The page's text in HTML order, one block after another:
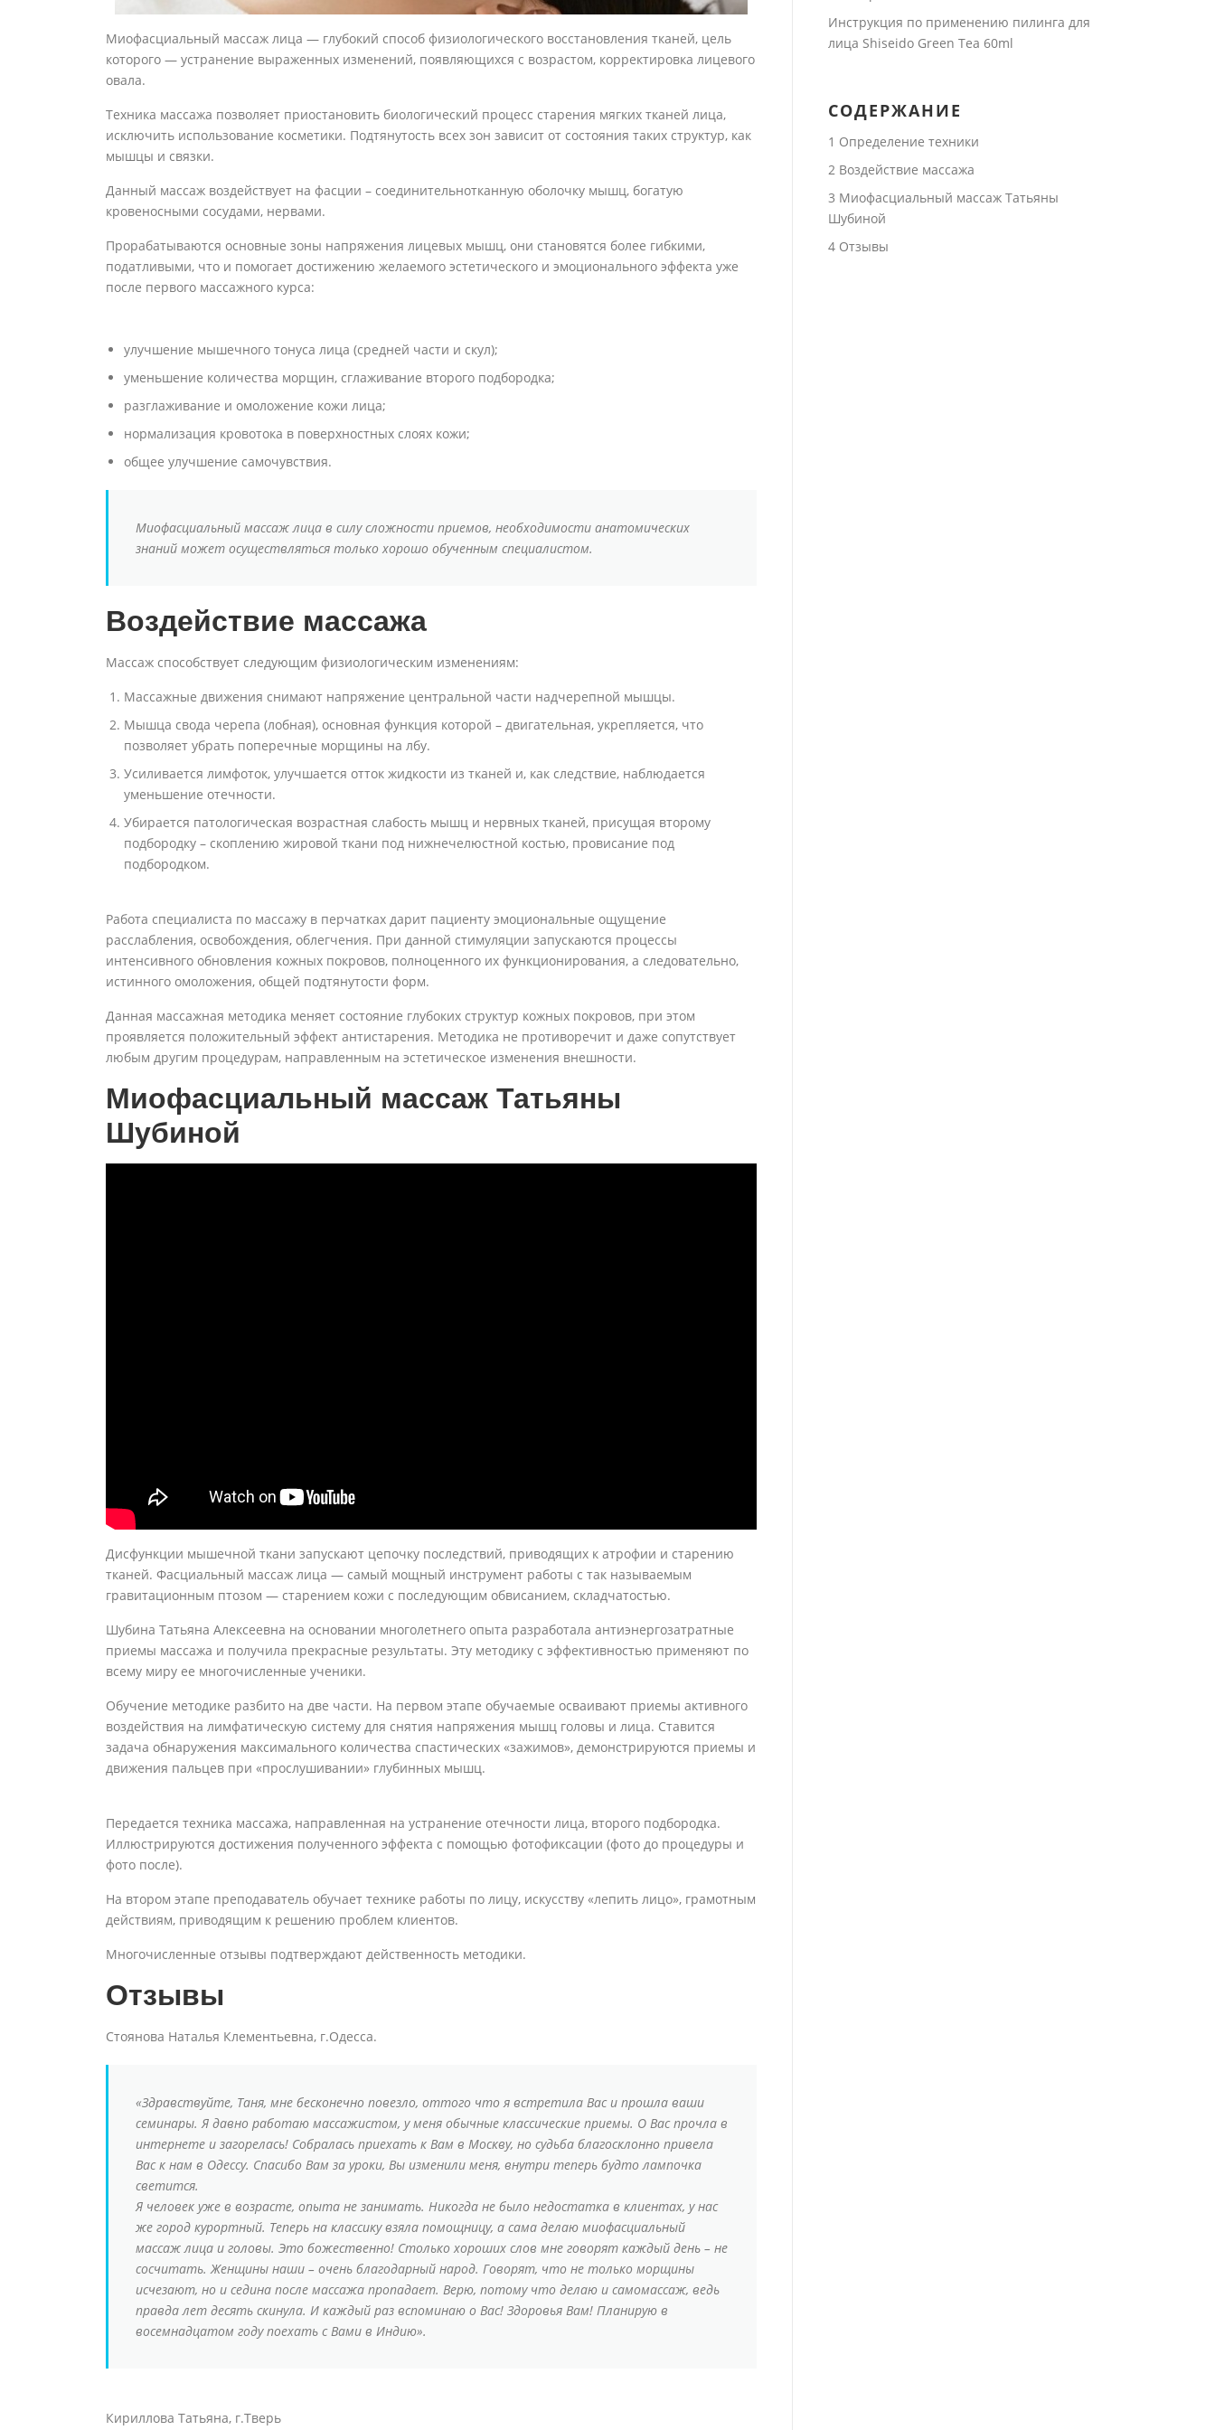
Миофасциальный массаж лица — глубокий способ физиологического восстановления тканей, цель
которого — устранение выраженных изменений, появляющихся с возрастом, корректировка лицевого
овала.
Техника массажа позволяет приостановить биологический процесс старения мягких тканей лица,
исключить использование косметики. Подтянутость всех зон зависит от состояния таких структур, как
мышцы и связки.
Данный массаж воздействует на фасции – соединительнотканную оболочку мышц, богатую
кровеносными сосудами, нервами.
Прорабатываются основные зоны напряжения лицевых мышц, они становятся более гибкими,
податливыми, что и помогает достижению желаемого эстетического и эмоционального эффекта уже
после первого массажного курса:
улучшение мышечного тонуса лица (средней части и скул);
уменьшение количества морщин, сглаживание второго подбородка;
разглаживание и омоложение кожи лица;
нормализация кровотока в поверхностных слоях кожи;
общее улучшение самочувствия.
Миофасциальный массаж лица в силу сложности приемов, необходимости анатомических
знаний может осуществляться только хорошо обученным специалистом.
Воздействие массажа
Массаж способствует следующим физиологическим изменениям:
Массажные движения снимают напряжение центральной части надчерепной мышцы.
Мышца свода черепа (лобная), основная функция которой – двигательная, укрепляется, что
позволяет убрать поперечные морщины на лбу.
Усиливается лимфоток, улучшается отток жидкости из тканей и, как следствие, наблюдается
уменьшение отечности.
Убирается патологическая возрастная слабость мышц и нервных тканей, присущая второму
подбородку – скоплению жировой ткани под нижнечелюстной костью, провисание под
подбородком.
Работа специалиста по массажу в перчатках дарит пациенту эмоциональные ощущение
расслабления, освобождения, облегчения. При данной стимуляции запускаются процессы
интенсивного обновления кожных покровов, полноценного их функционирования, а следовательно,
истинного омоложения, общей подтянутости форм.
Данная массажная методика меняет состояние глубоких структур кожных покровов, при этом
проявляется положительный эффект антистарения. Методика не противоречит и даже сопутствует
любым другим процедурам, направленным на эстетическое изменения внешности.
Миофасциальный массаж Татьяны
Шубиной
Дисфункции мышечной ткани запускают цепочку последствий, приводящих к атрофии и старению
тканей. Фасциальный массаж лица — самый мощный инструмент работы с так называемым
гравитационным птозом — старением кожи с последующим обвисанием, складчатостью.
Шубина Татьяна Алексеевна на основании многолетнего опыта разработала антиэнергозатратные
приемы массажа и получила прекрасные результаты. Эту методику с эффективностью применяют по
всему миру ее многочисленные ученики.
Обучение методике разбито на две части. На первом этапе обучаемые осваивают приемы активного
воздействия на лимфатическую систему для снятия напряжения мышц головы и лица. Ставится
задача обнаружения максимального количества спастических «зажимов», демонстрируются приемы и
движения пальцев при «прослушивании» глубинных мышц.
Передается техника массажа, направленная на устранение отечности лица, второго подбородка.
Иллюстрируются достижения полученного эффекта с помощью фотофиксации (фото до процедуры и
фото после).
На втором этапе преподаватель обучает технике работы по лицу, искусству «лепить лицо», грамотным
действиям, приводящим к решению проблем клиентов.
Многочисленные отзывы подтверждают действенность методики.
Отзывы
Стоянова Наталья Клементьевна, г.Одесса.
«Здравствуйте, Таня, мне бесконечно повезло, оттого что я встретила Вас и прошла ваши
семинары. Я давно работаю массажистом, у меня обычные классические приемы. О Вас прочла в
интернете и загорелась! Собралась приехать к Вам в Москву, но судьба благосклонно привела
Вас к нам в Одессу. Спасибо Вам за уроки, Вы изменили меня, внутри теперь будто лампочка
светится.
Я человек уже в возрасте, опыта не занимать. Никогда не было недостатка в клиентах, у нас
же город курортный. Теперь на классику взяла помощницу, а сама делаю миофасциальный
массаж лица и головы. Это божественно! Столько хороших слов мне говорят каждый день – не
сосчитать. Женщины наши – очень благодарный народ. Говорят, что не только морщины
исчезают, но и седина после массажа пропадает. Верю, потому что делаю и самомассаж, ведь
правда лет десять скинула. И каждый раз вспоминаю о Вас! Здоровья Вам! Планирую в
восемнадцатом году поехать с Вами в Индию».
Кириллова Татьяна, г.Тверь
Инструкция по применению пилинга для
лица Shiseido Green Tea 60ml
СОДЕРЖАНИЕ
1 Определение техники
2Воздействие массажа
3 Миофасциальный массаж Татьяны
Шубиной
4Отзывы